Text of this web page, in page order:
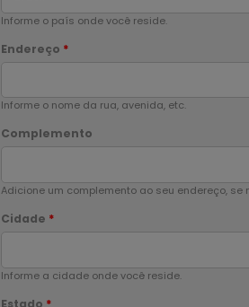
Informe o país onde você reside.
Endereço *
Informe o nome da rua, avenida, etc.
Complemento
Adicione um complemento ao seu endereço, se
Cidade *
Informe a cidade onde você reside.
Estado *